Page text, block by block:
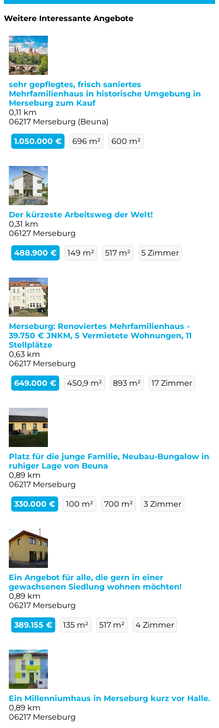
Weitere Interessante Angebote
sehr gepflegtes, frisch saniertes
Mehrfamilienhaus in historische Umgebung in
Merseburg zum Kauf
0,11 km
06217 Merseburg (Beuna)
1.050.000 € 696 m² 600 m²
Der kürzeste Arbeitsweg der Welt!
0,31 km
06127 Merseburg
488.900 € 149 m² 517 m² 5 Zimmer
Merseburg: Renoviertes Mehrfamilienhaus -
39.750 € JNKM, 5 Vermietete Wohnungen, 11
Stellplätze
0,63 km
06217 Merseburg
649.000 € 450,9 m² 893 m² 17 Zimmer
Platz für die junge Familie, Neubau-Bungalow in
ruhiger Lage von Beuna
0,89 km
06217 Merseburg
330.000 € 100 m² 700 m² 3 Zimmer
Ein Angebot für alle, die gern in einer
gewachsenen Siedlung wohnen möchten!
0,89 km
06217 Merseburg
389.155 € 135 m² 517 m² 4 Zimmer
Ein Millenniumhaus in Merseburg kurz vor Halle.
0,89 km
06217 Merseburg